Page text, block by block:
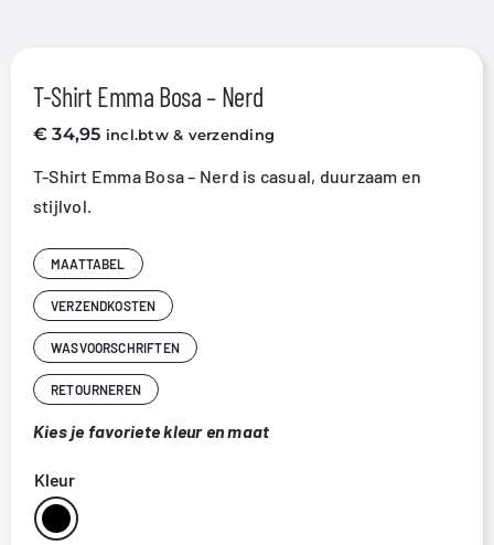
T-Shirt Emma Bosa – Nerd
€ 34,95 incl.btw & verzending
T-Shirt Emma Bosa – Nerd is casual, duurzaam en
stijlvol.
MAATTABEL
VERZENDKOSTEN
WASVOORSCHRIFTEN
RETOURNEREN
Kies je favoriete kleur en maat
Kleur